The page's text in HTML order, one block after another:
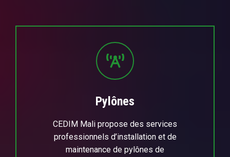
Pylônes
CEDIM Mali propose des services
professionnels d’installation et de
maintenance de pylônes de